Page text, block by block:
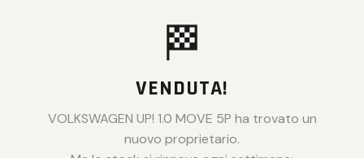
🏁
VENDUTA!
VOLKSWAGEN UP! 1.0 MOVE 5P ha trovato un
nuovo proprietario.